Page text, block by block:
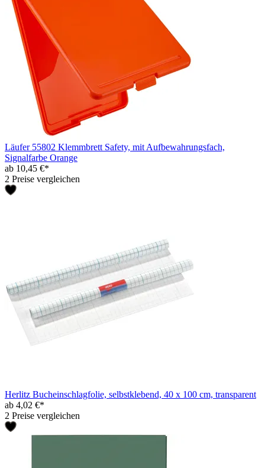
Läufer 55802 Klemmbrett Safety, mit Aufbewahrungsfach,
Signalfarbe Orange
ab 10,45 €*
2 Preise vergleichen
Herlitz Bucheinschlagfolie, selbstklebend, 40 x 100 cm, transparent
ab 4,02 €*
2 Preise vergleichen